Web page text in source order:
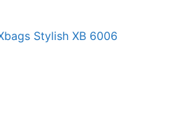
Stylish XB 6006